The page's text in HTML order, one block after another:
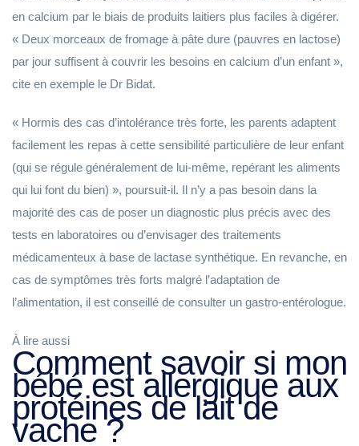
en calcium par le biais de produits laitiers plus faciles à digérer.
« Deux morceaux de fromage à pâte dure (pauvres en lactose)
par jour suffisent à couvrir les besoins en calcium d’un enfant »,
cite en exemple le Dr Bidat.
« Hormis des cas d’intolérance très forte, les parents adaptent
facilement les repas à cette sensibilité particulière de leur enfant
(qui se régule généralement de lui-même, repérant les aliments
qui lui font du bien) », poursuit-il. Il n’y a pas besoin dans la
majorité des cas de poser un diagnostic plus précis avec des
tests en laboratoires ou d’envisager des traitements
médicamenteux à base de lactase synthétique. En revanche, en
cas de symptômes très forts malgré l’adaptation de
l’alimentation, il est conseillé de consulter un gastro-entérologue.
À lire aussi
Comment savoir si mon
bébé est allergique aux
protéines de lait de
vache ?